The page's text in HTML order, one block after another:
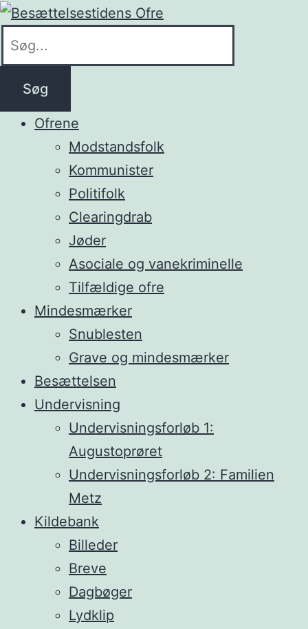
Søg
Ofrene
Modstandsfolk
Kommunister
Politifolk
Clearingdrab
Jøder
Asociale og vanekriminelle
Tilfældige ofre
Mindesmærker
Snublesten
Grave og mindesmærker
Besættelsen
Undervisning
Undervisningsforløb 1:
Augustoprøret
Undervisningsforløb 2: Familien
Metz
Kildebank
Billeder
Breve
Dagbøger
Lydklip